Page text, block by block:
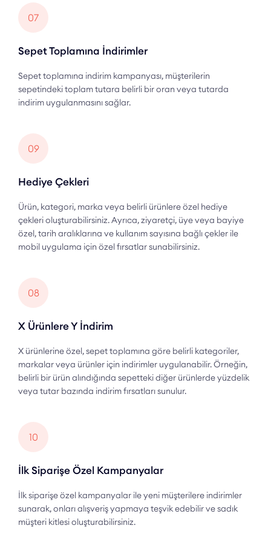
07
Sepet Toplamına İndirimler
Sepet toplamına indirim kampanyası, müşterilerin
sepetindeki toplam tutara belirli bir oran veya tutarda
indirim uygulanmasını sağlar.
08
X Ürünlere Y İndirim
X ürünlerine özel, sepet toplamına göre belirli kategoriler,
markalar veya ürünler için indirimler uygulanabilir. Örneğin,
belirli bir ürün alındığında sepetteki diğer ürünlerde yüzdelik
veya tutar bazında indirim fırsatları sunulur.
09
Hediye Çekleri
Ürün, kategori, marka veya belirli ürünlere özel hediye
çekleri oluşturabilirsiniz. Ayrıca, ziyaretçi, üye veya bayiye
özel, tarih aralıklarına ve kullanım sayısına bağlı çekler ile
mobil uygulama için özel fırsatlar sunabilirsiniz.
10
İlk Siparişe Özel Kampanyalar
İlk siparişe özel kampanyalar ile yeni müşterilere indirimler
sunarak, onları alışveriş yapmaya teşvik edebilir ve sadık
müşteri kitlesi oluşturabilirsiniz.